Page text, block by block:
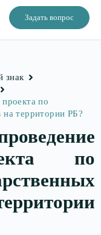
Задать вопрос
знак
по
на территории РБ?
по